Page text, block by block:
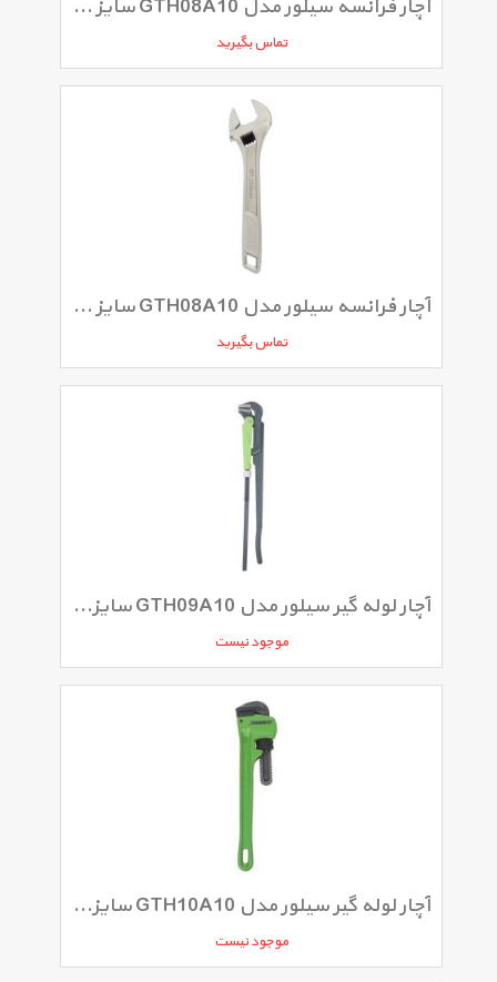
آچار فرانسه سیلور مدل GTH08A10 سایز 8 اینچ
تماس بگیرید
آچار فرانسه سیلور مدل GTH08A10 سایز 10 اینچ
تماس بگیرید
آچار لوله گیر سیلور مدل GTH09A10 سایز 2 اینچ
موجود نیست
آچار لوله گیر سیلور مدل GTH10A10 سایز 14 اینچ
موجود نیست